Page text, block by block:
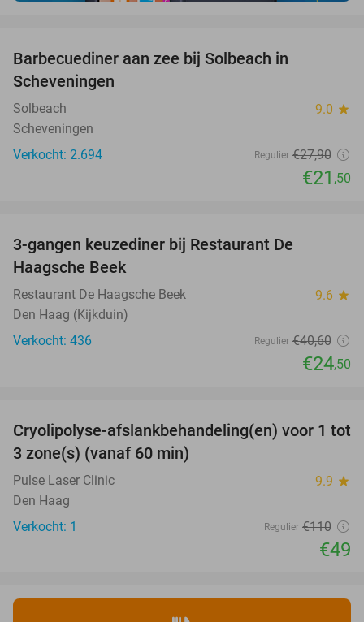
Barbecuediner aan zee bij Solbeach in
Scheveningen
Solbeach 9.0 star
Scheveningen
Verkocht: 2.694
Regulier €27,90
€21 ,50
3-gangen keuzediner bij Restaurant De
Haagsche Beek
Restaurant De Haagsche Beek 9.6 star
Den Haag (Kijkduin)
Verkocht: 436
Regulier €40,60
€24,50
55%
NEW
TODAY
Cryolipolyse-afslankbehandeling(en) voor 1 tot
3 zone(s) (vanaf 60 min)
Pulse Laser Clinic 9.9 star
Den Haag
Verkocht: 1
Regulier €110
€49